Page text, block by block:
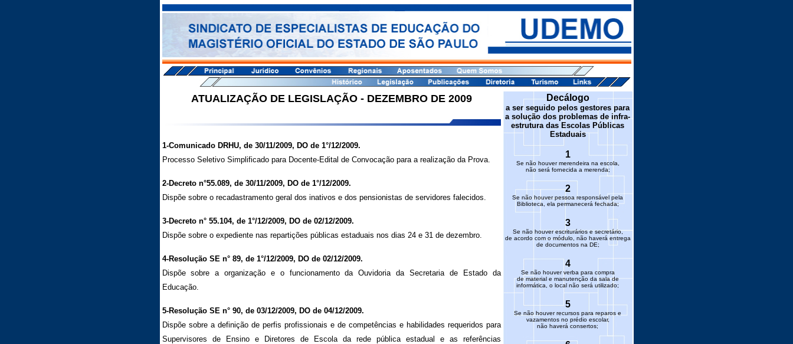
ATUALIZAÇÃO DE LEGISLAÇÃO - DEZEMBRO DE 2009
1-Comunicado DRHU, de 30/11/2009, DO de 1°/12/2009.
Processo Seletivo Simplificado para Docente-Edital de Convocação para a realização da Prova.
2-Decreto n°55.089, de 30/11/2009, DO de 1°/12/2009.
Dispõe sobre o recadastramento geral dos inativos e dos pensionistas de servidores falecidos.
3-Decreto n° 55.104, de 1°/12/2009, DO de 02/12/2009.
Dispõe sobre o expediente nas repartições públicas estaduais nos dias 24 e 31 de dezembro.
4-Resolução SE n° 89, de 1°/12/2009, DO de 02/12/2009.
Dispõe sobre a organização e o funcionamento da Ouvidoria da Secretaria de Estado da
Educação.
5-Resolução SE n° 90, de 03/12/2009, DO de 04/12/2009.
Dispõe sobre a definição de perfis profissionais e de competências e habilidades requeridos para
Supervisores de Ensino e Diretores de Escola da rede pública estadual e as referências
Decálogo
a ser seguido pelos gestores para
a solução dos problemas de infra-
estrutura das Escolas Públicas
Estaduais
1
Se não houver merendeira na escola,
não será fornecida a merenda;
2
Se não houver pessoa responsável pela
Biblioteca, ela permanecerá fechada;
3
Se não houver escriturários e secretário,
de acordo com o módulo, não haverá entrega
de documentos na DE;
4
Se não houver verba para compra
de material e manutenção da sala de
informática, o local não será utilizado;
5
Se não houver recursos para reparos e
vazamentos no prédio escolar,
não haverá consertos;